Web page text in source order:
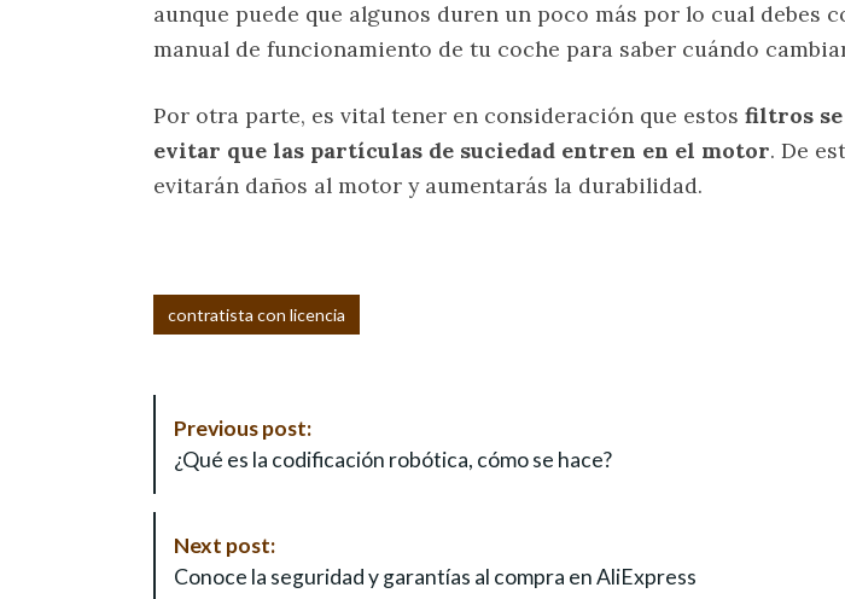
aunque puede que algunos duren un poco más por lo cual debes
manual de funcionamiento de tu coche para saber cuándo
Por otra parte, es vital tener en consideración que estos filtros se
evitar que las partículas de suciedad entren en el motor. De
evitarán daños al motor y aumentarás la durabilidad.
contratista con licencia
Previous post:
¿Qué es la codificación robótica, cómo se hace?
Next post:
Conoce la seguridad y garantías al compra en AliExpress